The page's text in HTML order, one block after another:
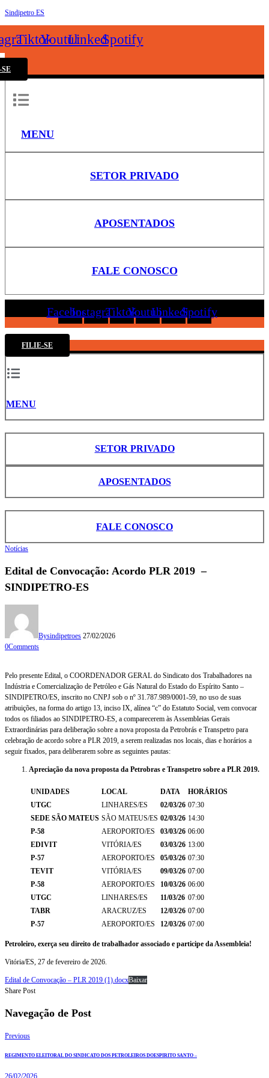
Sindipetro ES
TiktokYoutubeLinkedinSpotify
MENU
SETOR PRIVADO
APOSENTADOS
FALE CONOSCO
FacebookInstagramTiktokYoutubeLinkedinSpotify
FILIE-SE
MENU
SETOR PRIVADO
APOSENTADOS
FALE CONOSCO
Notícias
Edital de Convocação: Acordo PLR 2019 –
SINDIPETRO-ES
Bysindipetroes 27/02/2026
0Comments
Pelo presente Edital, o COORDENADOR GERAL do Sindicato dos Trabalhadores na
Indústria e Comercialização de Petróleo e Gás Natural do Estado do Espírito Santo –
SINDIPETRO/ES, inscrito no CNPJ sob o nº 31.787.989/0001-59, no uso de suas
atribuições, na forma do artigo 13, inciso IX, alínea “c” do Estatuto Social, vem convocar
todos os filiados ao SINDIPETRO-ES, a comparecerem às Assembleias Gerais
Extraordinárias para deliberação sobre a nova proposta da Petrobrás e Transpetro para
celebração de acordo sobre a PLR 2019, a serem realizadas nos locais, dias e horários a
seguir fixados, para deliberarem sobre as seguintes pautas:
Apreciação da nova proposta da Petrobras e Transpetro sobre a PLR 2019.
UNIDADES LOCAL DATA
HORÁRIOS
UTGC
LINHARES/ES 02/03/26 07:30
SEDE SÃO MATEUS SÃO MATEUS/ES 02/03/26 14:30
P-58
AEROPORTO/ES 03/03/26 06:00
EDIVIT
VITÓRIA/ES 03/03/26 13:00
P-57
AEROPORTO/ES 05/03/26 07:30
TEVIT
VITÓRIA/ES 09/03/26 07:00
P-58
AEROPORTO/ES 10/03/26 06:00
UTGC
LINHARES/ES 11/03/26 07:00
TABR
ARACRUZ/ES 12/03/26 07:00
P-57
AEROPORTO/ES 12/03/26 07:00
Petroleiro, exerça seu direito de trabalhador associado e participe da Assembleia!
Vitória/ES, 27 de fevereiro de 2026.
Edital de Convocação – PLR 2019 (1).docxBaixar
Share Post
Navegação de Post
Previous
REGIMENTO ELEITORAL DO SINDICATO DOS PETROLEIROS DOESPIRITO SANTO –
26/02/2026